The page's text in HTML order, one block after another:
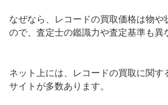
なぜなら、レコードの買取価格は物や
ので、査定士の鑑識力や査定基準も異
ネット上には、レコードの買取に関す
サイトが多数あります。